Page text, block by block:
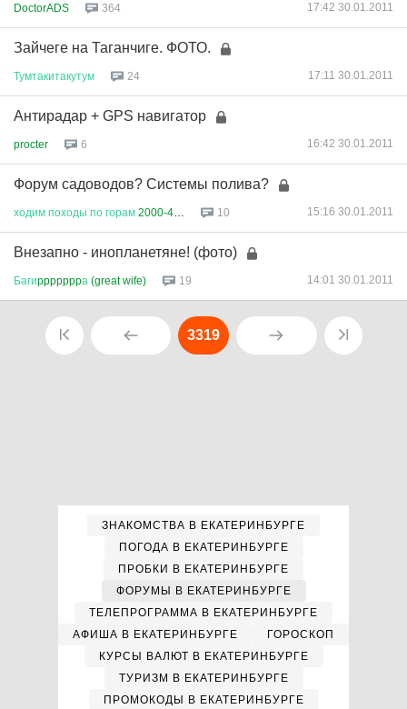
DoctorADS 364 17:42 30.01.2011
Зайчеге на Таганчиге. ФОТО.
Тумтакитакутум 24 17:11 30.01.2011
Антирадар + GPS навигатор
procter 6 16:42 30.01.2011
Форум садоводов? Системы полива?
ходим походы по горам 2000-400... 10 15:16 30.01.2011
Внезапно - инопланетяне! (фото)
Багиpppppppа (great wife) 19 14:01 30.01.2011
3319
ЗНАКОМСТВА В ЕКАТЕРИНБУРГЕ
ПОГОДА В ЕКАТЕРИНБУРГЕ
ПРОБКИ В ЕКАТЕРИНБУРГЕ
ФОРУМЫ В ЕКАТЕРИНБУРГЕ
ТЕЛЕПРОГРАММА В ЕКАТЕРИНБУРГЕ
АФИША В ЕКАТЕРИНБУРГЕ
ГОРОСКОП
КУРСЫ ВАЛЮТ В ЕКАТЕРИНБУРГЕ
ТУРИЗМ В ЕКАТЕРИНБУРГЕ
ПРОМОКОДЫ В ЕКАТЕРИНБУРГЕ